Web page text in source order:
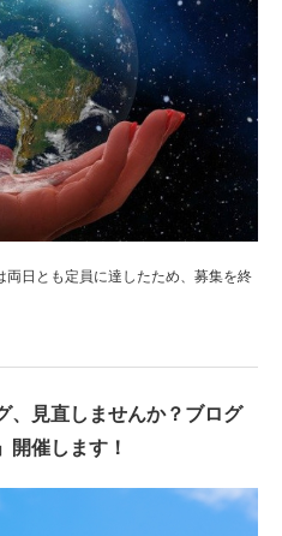
日とも定員に達したため、募集を終
、見直しませんか？ブログ
開催します！